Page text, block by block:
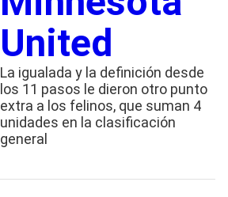
United
La igualada y la definición desde
los 11 pasos le dieron otro punto
extra a los felinos, que suman 4
unidades en la clasificación
general